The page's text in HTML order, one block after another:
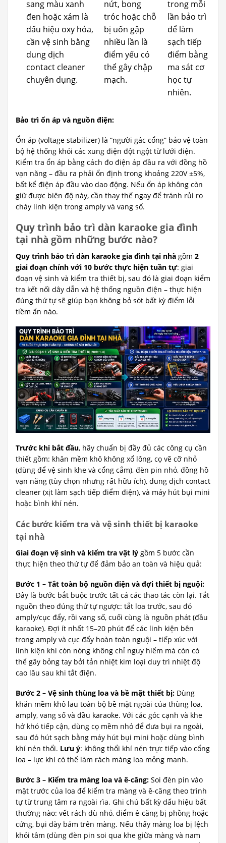
sang màu xanh
đen hoặc xám là
dấu hiệu oxy hóa,
cần vệ sinh bằng
dung dịch
contact cleaner
chuyên dụng.
nứt, bong
tróc hoặc chỗ
bị uốn gập
nhiều lần là
điểm yếu có
thể gây chập
mạch.
trong mỗi
lần bảo trì
để làm
sạch tiếp
điểm bằng
ma sát cơ
học tự
nhiên.
Bảo trì ổn áp và nguồn điện:
Ổn áp (voltage stabilizer) là “người gác cổng” bảo vệ toàn
bộ hệ thống khỏi các xung điện đột ngột từ lưới điện.
Kiểm tra ổn áp bằng cách đo điện áp đầu ra với đồng hồ
vạn năng – đầu ra phải ổn định trong khoảng 220V ±5%,
bất kể điện áp đầu vào dao động. Nếu ổn áp không còn
giữ được biên độ này, cần thay thế ngay để tránh rủi ro
cháy linh kiện trong amply và vang số.
Quy trình bảo trì dàn karaoke gia đình
tại nhà gồm những bước nào?
Quy trình bảo trì dàn karaoke gia đình tại nhà gồm 2
giai đoạn chính với 10 bước thực hiện tuần tự: giai
đoạn vệ sinh và kiểm tra thiết bị, sau đó là giai đoạn kiểm
tra kết nối dây dẫn và hệ thống nguồn điện – thực hiện
đúng thứ tự sẽ giúp bạn không bỏ sót bất kỳ điểm lỗi
tiềm ẩn nào.
Trước khi bắt đầu, hãy chuẩn bị đầy đủ các công cụ cần
thiết gồm: khăn mềm khô không xổ lông, cọ vẽ cỡ nhỏ
(dùng để vệ sinh khe và cổng cắm), đèn pin nhỏ, đồng hồ
vạn năng (tùy chọn nhưng rất hữu ích), dung dịch contact
cleaner (xịt làm sạch tiếp điểm điện), và máy hút bụi mini
hoặc bình khí nén.
Các bước kiểm tra và vệ sinh thiết bị karaoke
tại nhà
Giai đoạn vệ sinh và kiểm tra vật lý gồm 5 bước cần
thực hiện theo thứ tự để đảm bảo an toàn và hiệu quả:
Bước 1 – Tắt toàn bộ nguồn điện và đợi thiết bị nguội:
Đây là bước bắt buộc trước tất cả các thao tác còn lại. Tắt
nguồn theo đúng thứ tự ngược: tắt loa trước, sau đó
amply/cục đẩy, rồi vang số, cuối cùng là nguồn phát (đầu
karaoke). Đợi ít nhất 15–20 phút để các linh kiện bên
trong amply và cục đẩy hoàn toàn nguội – tiếp xúc với
linh kiện khi còn nóng không chỉ nguy hiểm mà còn có
thể gây bỏng tay bởi tản nhiệt kim loại duy trì nhiệt độ
cao lâu sau khi tắt điện.
Bước 2 – Vệ sinh thùng loa và bề mặt thiết bị: Dùng
khăn mềm khô lau toàn bộ bề mặt ngoài của thùng loa,
amply, vang số và đầu karaoke. Với các góc cạnh và khe
hở khó tiếp cận, dùng cọ mềm nhỏ để đưa bụi ra ngoài,
sau đó hút sạch bằng máy hút bụi mini hoặc dùng bình
khí nén thổi. Lưu ý: không thổi khí nén trực tiếp vào cổng
loa – lực khí có thể làm rách màng loa mỏng manh.
Bước 3 – Kiểm tra màng loa và ê-căng: Soi đèn pin vào
mặt trước của loa để kiểm tra màng và ê-căng theo trình
tự từ trung tâm ra ngoài rìa. Ghi chú bất kỳ dấu hiệu bất
thường nào: vết rách dù nhỏ, điểm ê-căng bị phồng hoặc
cứng, bụi dày bám trên màng. Nếu thấy màng loa bị lệch
khỏi tâm (dùng đèn pin soi qua khe giữa màng và nam